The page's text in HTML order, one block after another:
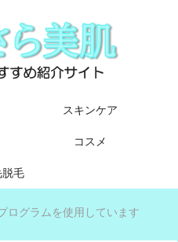
スキンケア
コスメ
脱毛
ログラムを使用しています